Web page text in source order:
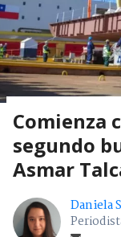
Comienza
segundo
Asmar
Daniela